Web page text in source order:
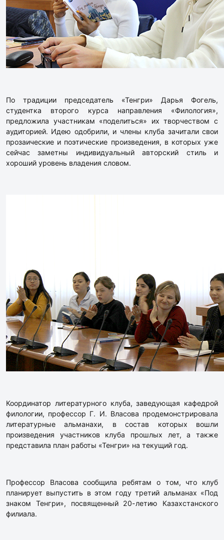
По традиции председатель «Тенгри» Дарья Фогель,
студентка второго курса направления «Филология»,
предложила участникам «поделиться» их творчеством с
аудиторией. Идею одобрили, и члены клуба зачитали свои
прозаические и поэтические произведения, в которых уже
сейчас заметны индивидуальный авторский стиль и
хороший уровень владения словом.
Координатор литературного клуба, заведующая кафедрой
филологии, профессор Г. И. Власова продемонстрировала
литературные альманахи, в состав которых вошли
произведения участников клуба прошлых лет, а также
представила план работы «Тенгри» на текущий год.
Профессор Власова сообщила ребятам о том, что клуб
планирует выпустить в этом году третий альманах «Под
знаком Тенгри», посвященный 20-летию Казахстанского
филиала.